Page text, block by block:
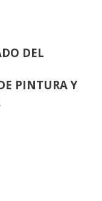
DEL
PINTURA Y